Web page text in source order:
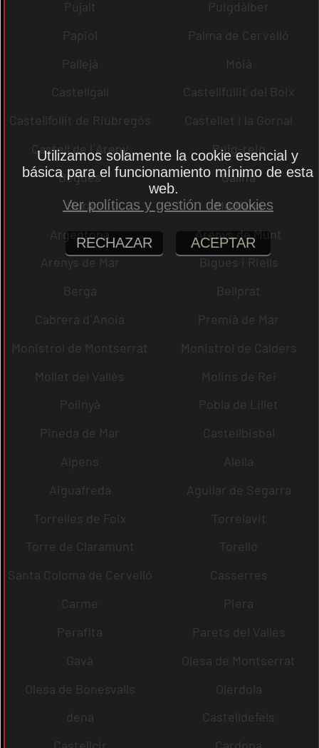
Pujalt
Puigdàlber
Papiol
Palma de Cervelló
Pallejà
Moià
Castellgalí
Castellfullit del Boix
Castellfollit de Riubregós
Castellet i la Gornal
Castell de l´Areny
Puig-reig
Begues
Gallifa
Sora
Mediona
Argentona
Arenys de Munt
Arenys de Mar
Bigues i Riells
Berga
Bellprat
Cabrera d´Anoia
Premià de Mar
Monistrol de Montserrat
Monistrol de Calders
Mollet del Vallès
Molins de Rei
Polinyà
Pobla de Lillet
Pineda de Mar
Castellbisbal
Alpens
Alella
Aiguafreda
Aguilar de Segarra
Torrelles de Foix
Torrelavit
Torre de Claramunt
Torelló
Santa Coloma de Cervelló
Casserres
Carme
Piera
Perafita
Parets del Vallès
Gavà
Olesa de Montserrat
Olesa de Bonesvalls
Olèrdola
dena
Castelldefels
Utilizamos solamente la cookie esencial y
básica para el funcionamiento mínimo de esta
web.
Ver políticas y gestión de cookies
RECHAZAR ACEPTAR